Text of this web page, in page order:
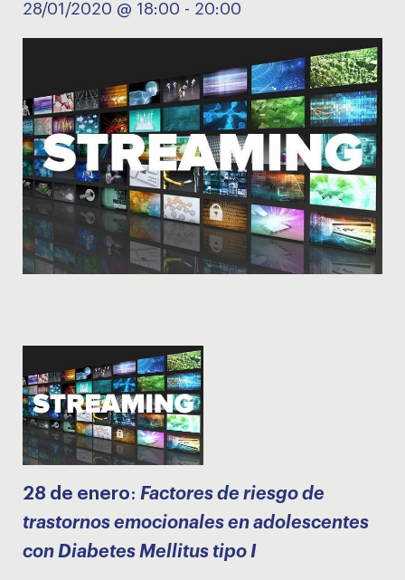
28/01/2020 @ 18:00 - 20:00
28 de enero: Factores de riesgo de
trastornos emocionales en adolescentes
con Diabetes Mellitus tipo I